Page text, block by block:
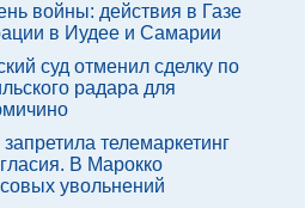
войны: действия в Газе
в Иудее и Самарии
суд отменил сделку по
радара для
телемаркетинг
В Марокко
увольнений